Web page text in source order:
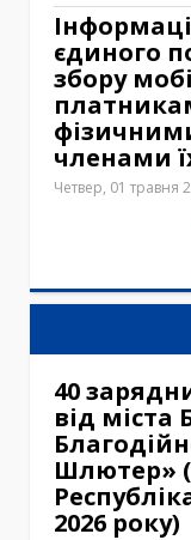
єдиного
збору
членами
Четвер, 01 травня
40
від міста
Шлютер»
2026 року)